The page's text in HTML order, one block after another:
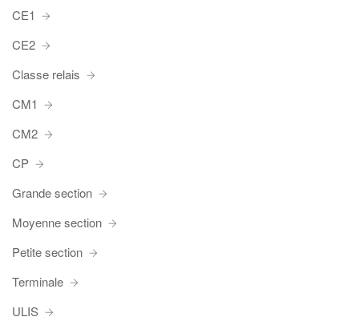
CE1
CE2
Classe relais
CM1
CM2
CP
Grande section
Moyenne section
Petite section
Terminale
ULIS